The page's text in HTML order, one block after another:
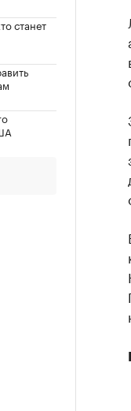
станет